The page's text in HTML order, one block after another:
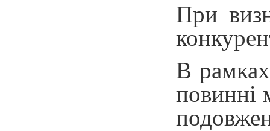
При
В
повинні